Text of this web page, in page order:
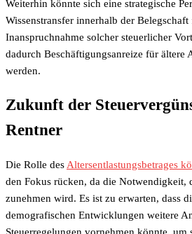
Weiterhin könnte sich eine strategische
Wissenstransfer innerhalb der
Inanspruchnahme solcher steuerlicher
dadurch Beschäftigungsanreize für ältere
werden.
Zukunft der
Rentner
Die Rolle des Altersentlastungsbetrages
den Fokus rücken, da die Notwendigkeit,
zunehmen wird. Es ist zu erwarten, dass
demografischen Entwicklungen weitere
Steuerregelungen vornehmen könnte, um